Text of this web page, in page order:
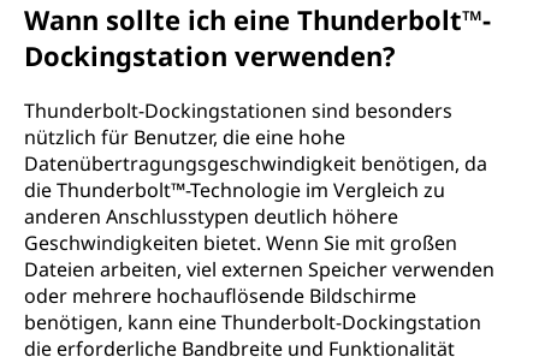
Wann sollte ich eine Thunderbolt™-
Dockingstation verwenden?
Thunderbolt-Dockingstationen sind besonders
nützlich für Benutzer, die eine hohe
Datenübertragungsgeschwindigkeit benötigen, da
die Thunderbolt™-Technologie im Vergleich zu
anderen Anschlusstypen deutlich höhere
Geschwindigkeiten bietet. Wenn Sie mit großen
Dateien arbeiten, viel externen Speicher verwenden
oder mehrere hochauflösende Bildschirme
benötigen, kann eine Thunderbolt-Dockingstation
die erforderliche Bandbreite und Funktionalität